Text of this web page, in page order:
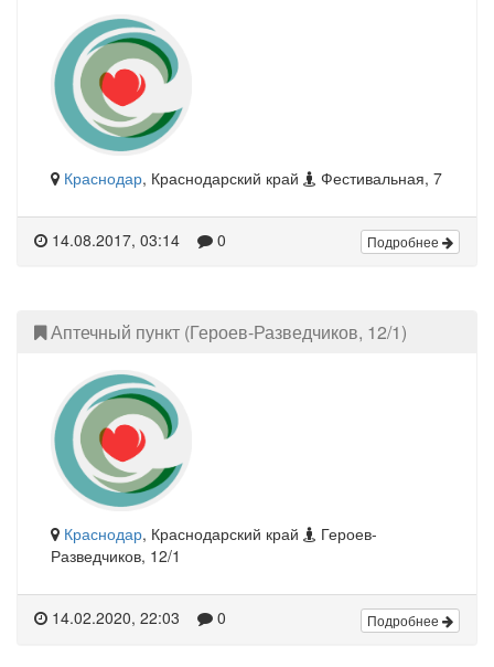
Краснодар, Краснодарский край Фестивальная, 7
14.08.2017, 03:14 0 Подробнее
Аптечный пункт (Героев-Разведчиков, 12/1)
Краснодар, Краснодарский край
Героев-
Разведчиков, 12/1
14.02.2020, 22:03 0 Подробнее